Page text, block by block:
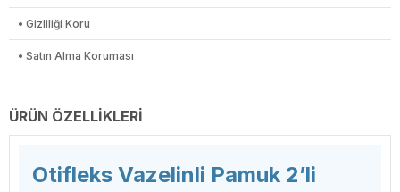
• Gizliliği Koru
• Satın Alma Koruması
ÜRÜN ÖZELLIKLERI
Otifleks Vazelinli Pamuk 2’li